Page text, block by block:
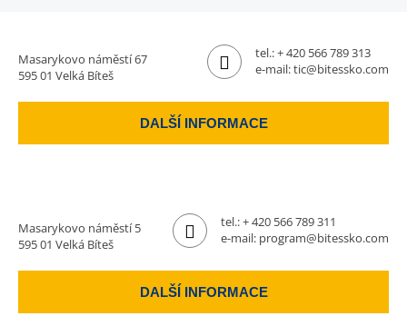
Masarykovo náměstí 67
595 01 Velká Bíteš
tel.:+ 420 566 789 313
e-mail:tic@bitessko.com
DALŠÍ INFORMACE
Masarykovo náměstí 5
595 01 Velká Bíteš
tel.:+ 420 566 789 311
e-mail: program@bitessko.com
DALŠÍ INFORMACE